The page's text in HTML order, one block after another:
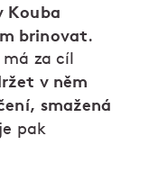
Kouba
brinovat.
za cíl
v něm
smažená
pak